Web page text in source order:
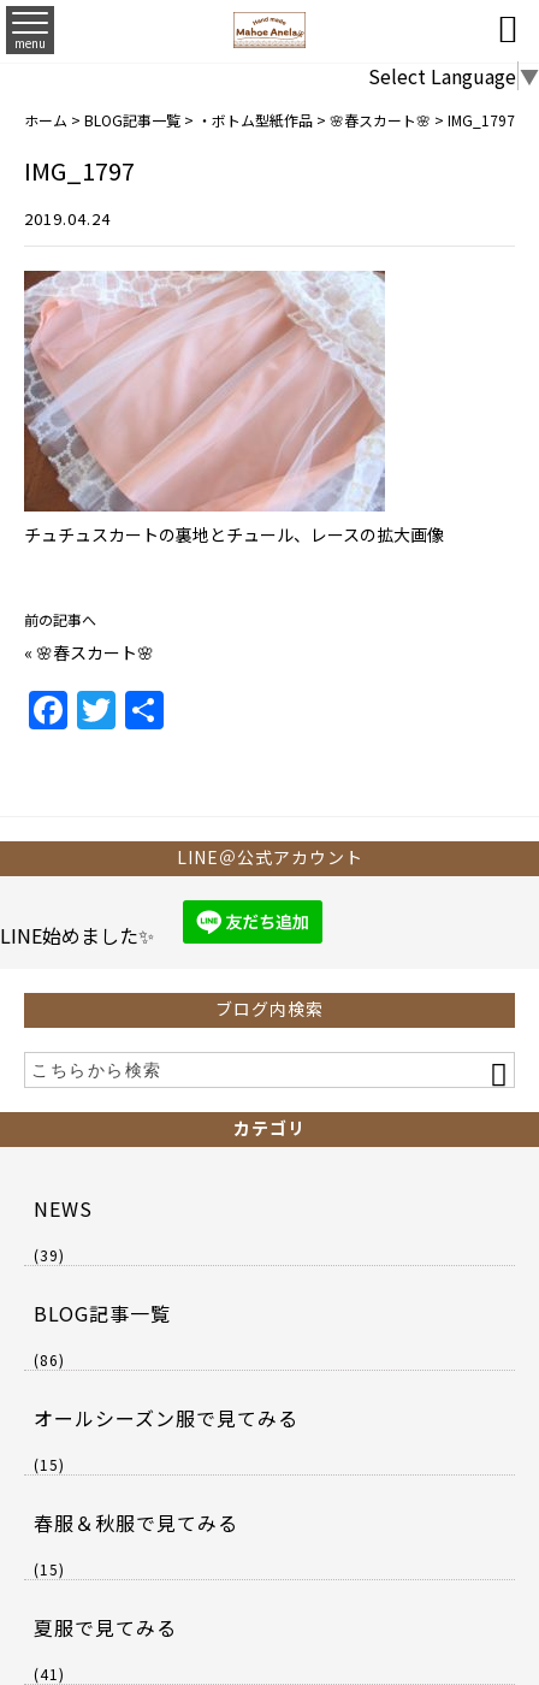
menu 
Select Language▼
ホーム > BLOG記事一覧 > ・ボトム型紙作品 > 🌸春スカート🌸 > IMG_1797
IMG_1797
2019.04.24
チュチュスカートの裏地とチュール、レースの拡大画像
前の記事へ
« 🌸春スカート🌸
F
a
b
o
k
T
w
LINE＠公式アカウント
LINE始めました✨
ブログ内検索
カテゴリ
NEWS
(39)
BLOG記事一覧
(86)
オールシーズン服で見てみる
(15)
春服＆秋服で見てみる
(15)
夏服で見てみる
(41)